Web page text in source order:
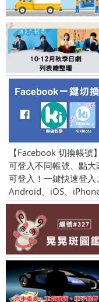
【Facebook 切換帳號
可登入不同帳號、點大
可登入！一鍵快速登入、
Android、iOS、